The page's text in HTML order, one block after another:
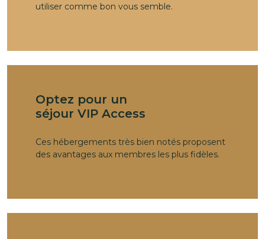
utiliser comme bon vous semble.
Optez pour un
séjour VIP Access
Ces hébergements très bien notés proposent
des avantages aux membres les plus fidèles.